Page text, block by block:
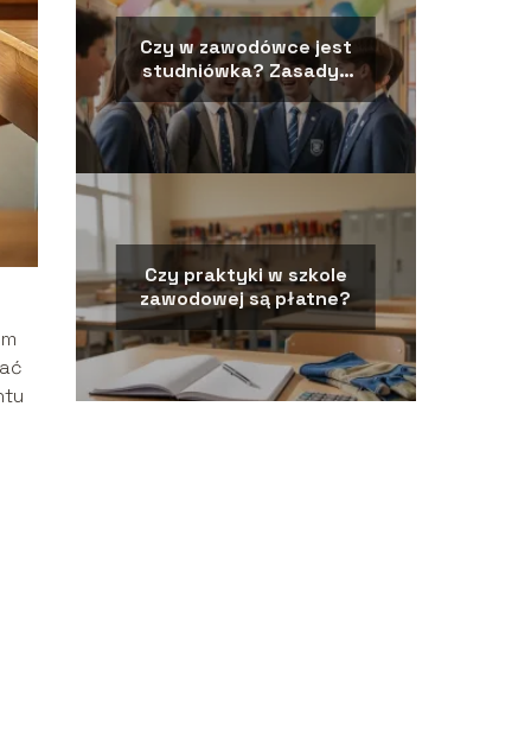
Czy w zawodówce jest
studniówka? Zasady i
wyjątki
Czy praktyki w szkole
zawodowej są płatne?